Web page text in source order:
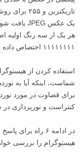
۱۱۱۱۱۱۱۱ اختصاص داده می شود.
استفاده کردن از
شماست، اینکه آیا به
برای قضاوت در مورد
کنتراست و نورپردازی
در ادامه ۶ راه
هیستوگرام را بررسی